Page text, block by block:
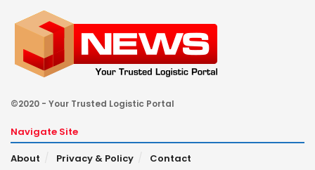
©2020 - Your Trusted Logistic Portal
Navigate Site
About
Privacy & Policy Contact